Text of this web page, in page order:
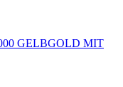
GELBGOLD MIT